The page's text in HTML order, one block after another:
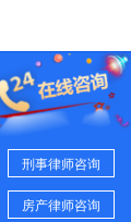
刑事律师咨询
房产律师咨询